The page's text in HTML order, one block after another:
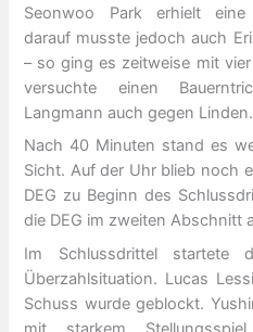
Seonwoo Park erhielt eine
darauf musste jedoch auch
– so ging es zeitweise mit
versuchte einen
Langmann auch gegen Linden.
Nach 40 Minuten stand es
Sicht. Auf der Uhr blieb noch
DEG zu Beginn des
die DEG im zweiten Abschnitt
Im Schlussdrittel startete
Überzahlsituation. Lucas
Schuss wurde geblockt.